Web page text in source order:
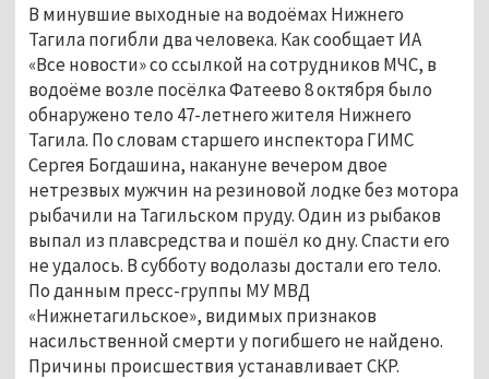
В минувшие выходные на водоёмах Нижнего
Тагила погибли два человека. Как сообщает ИА
«Все новости» со ссылкой на сотрудников МЧС, в
водоёме возле посёлка Фатеево 8 октября было
обнаружено тело 47-летнего жителя Нижнего
Тагила. По словам старшего инспектора ГИМС
Сергея Богдашина, накануне вечером двое
нетрезвых мужчин на резиновой лодке без мотора
рыбачили на Тагильском пруду. Один из рыбаков
выпал из плавсредства и пошёл ко дну. Спасти его
не удалось. В субботу водолазы достали его тело.
По данным пресс-группы МУ МВД
«Нижнетагильское», видимых признаков
насильственной смерти у погибшего не найдено.
Причины происшествия устанавливает СКР.